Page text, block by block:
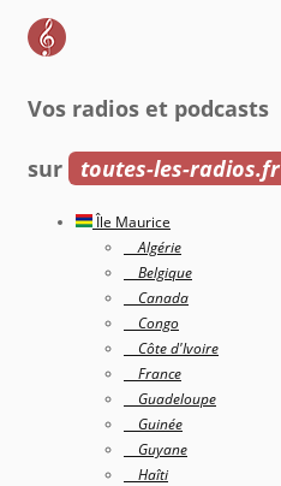
Vos radios et podcasts
sur toutes-les-radios.fr
Île Maurice
Algérie
Belgique
Canada
Congo
Côte d'Ivoire
France
Guadeloupe
Guinée
Guyane
Haîti